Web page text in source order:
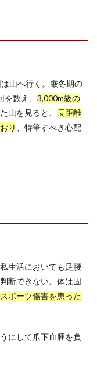
山へ行く。厳冬期の
数え、 3,000m級の
山を見ると、 長距離
り
、特筆すべき心配
生活においても足腰
断できない。体は固
ポーツ傷害を患った
にして爪下血腫を負